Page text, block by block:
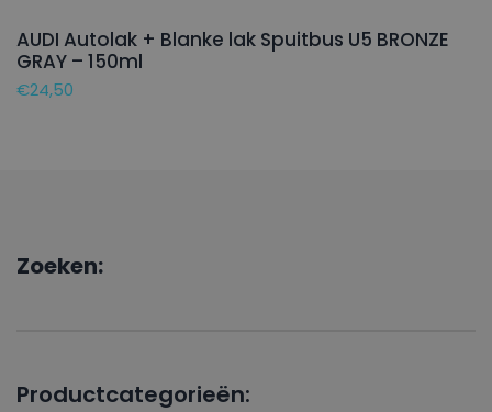
AUDI Autolak + Blanke lak Spuitbus U5 BRONZE
GRAY – 150ml
€24,50
Zoeken:
Productcategorieën: